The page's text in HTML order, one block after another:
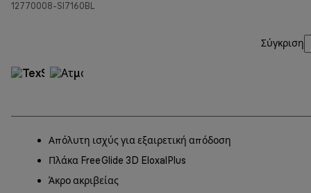
12770008-SI7160BL
Σύγκριση
Απόλυτη ισχύς για εξαιρετική απόδοση
Πλάκα FreeGlide 3D EloxalPlus
Άκρο ακριβείας